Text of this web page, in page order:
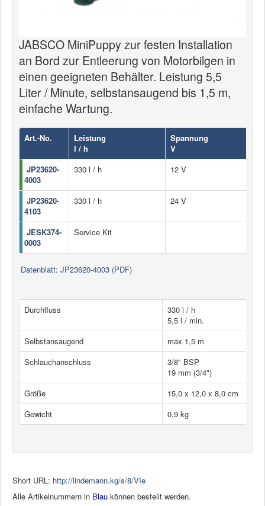
Jobs
JABSCO MiniPuppy zur festen Installation
an Bord zur Entleerung von Motorbilgen in
einen geeigneten Behälter. Leistung 5,5
Liter / Minute, selbstansaugend bis 1,5 m,
einfache Wartung.
Art.-No.
Leistung
l / h
Spannung
V
JP23620-
4003
330 l / h 12 V
JP23620-
4103
330 l / h 24 V
JESK374-
0003
Service Kit
Datenblatt: JP23620-4003 (PDF)
Durchfluss
330 l / h
5,5 l / min.
Selbstansaugend
max 1,5 m
Schlauchanschluss
3/8" BSP
19 mm (3/4")
Größe
15,0 x 12,0 x 8,0 cm
Gewicht
0,9 kg
Short URL: http://lindemann.kg/s/8/VIe
Alle Artikelnummern in Blau können bestellt werden.